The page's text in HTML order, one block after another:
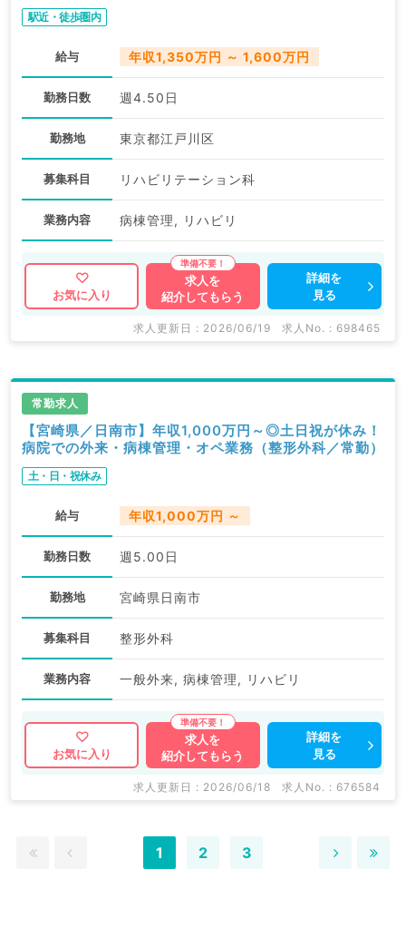
駅近・徒歩圏内
給与 年収1,350万円 ～ 1,600万円
勤務日数 週4.50日
勤務地 東京都江戸川区
募集科目 リハビリテーション科
業務内容 病棟管理, リハビリ
お気に入り
求人を
紹介してもらう
詳細を
見る
求人更新日 : 2026/06/19 求人No. : 698465
常勤求人
【宮崎県／日南市】年収1,000万円～◎土日祝が休み！
病院での外来・病棟管理・オペ業務（整形外科／常勤）
土・日・祝休み
給与 年収1,000万円 ～
勤務日数 週5.00日
勤務地 宮崎県日南市
募集科目 整形外科
業務内容 一般外来, 病棟管理, リハビリ
お気に入り
求人を
紹介してもらう
詳細を
見る
求人更新日 : 2026/06/18 求人No. : 676584
1 2 3